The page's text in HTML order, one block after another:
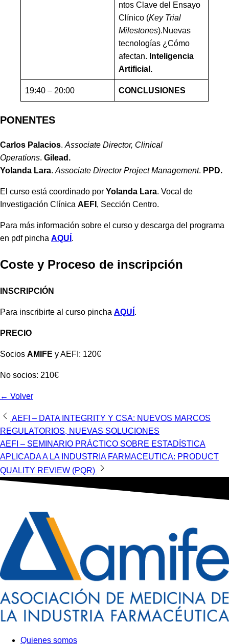
ntos Clave del Ensayo
Clínico (Key Trial
Milestones).Nuevas
tecnologías ¿Cómo
afectan. Inteligencia
Artificial.
19:40 – 20:00 CONCLUSIONES
PONENTES
Carlos Palacios. Associate Director, Clinical
Operations. Gilead.
Yolanda Lara. Associate Director Project Management. PPD.
El curso está coordinado por Yolanda Lara. Vocal de
Investigación Clínica AEFI , Sección Centro.
Para más información sobre el curso y descarga del programa
en pdf pincha AQUÍ .
Coste y Proceso de inscripción
INSCRIPCIÓN
Para inscribirte al curso pincha AQUÍ .
PRECIO
Socios AMIFE y AEFI: 120€
No socios: 210€
← Volver
Navegación
de
entradas
AEFI – DATA INTEGRITY Y CSA: NUEVOS MARCOS
REGULATORIOS, NUEVAS SOLUCIONES
AEFI – SEMINARIO PRÁCTICO SOBRE ESTADÍSTICA
APLICADA A LA INDUSTRIA FARMACEUTICA: PRODUCT
QUALITY REVIEW (PQR)
Quienes somos